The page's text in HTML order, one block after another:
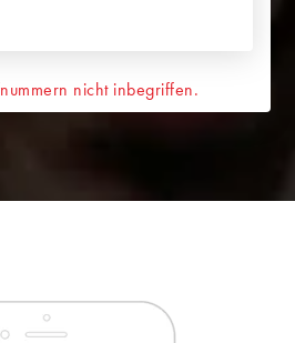
nicht inbegriffen.